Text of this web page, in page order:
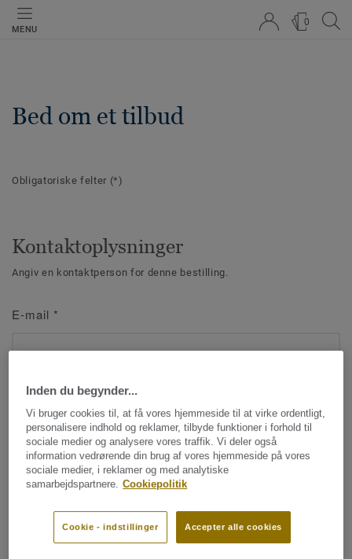
MENU
0
Bed om et tilbud
Obligatoriske felter (*)
Kontaktoplysninger
Angiv en kontaktperson for denne bestilling.
E-mail *
Navn*
Efternavn*
Inden du begynder...
Vi bruger cookies til, at få vores hjemmeside til at virke ordentligt,
personalisere indhold og reklamer, tilbyde funktioner i forhold til
sociale medier og analysere vores traffik. Vi deler også
information vedrørende din brug af vores hjemmeside på vores
sociale medier, i reklamer og med analytiske
samarbejdspartnere. Cookiepolitik
Accepter alle cookies
Cookie - indstillinger